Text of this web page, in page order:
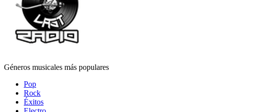
Géneros musicales más populares
Pop
Rock
Éxitos